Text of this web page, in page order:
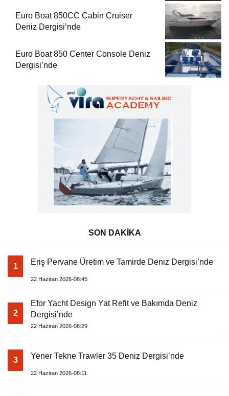
Euro Boat 850CC Cabin Cruiser
Deniz Dergisi’nde
Euro Boat 850 Center Console Deniz
Dergisi’nde
SON DAKİKA
1 Eriş Pervane Üretim ve Tamirde Deniz Dergisi’nde
22 Haziran 2026-08:45
2
Efor Yacht Design Yat Refit ve Bakımda Deniz
Dergisi’nde
22 Haziran 2026-08:29
3 Yener Tekne Trawler 35 Deniz Dergisi’nde
22 Haziran 2026-08:11